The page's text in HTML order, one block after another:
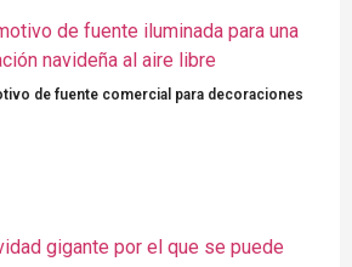
de fuente comercial para decoraciones